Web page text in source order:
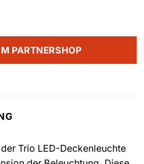
PARTNERSHOP
Trio LED-Deckenleuchte